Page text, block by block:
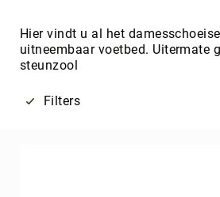
Hier vindt u al het
uitneembaar voetbed. Uitermate
steunzool
Filters